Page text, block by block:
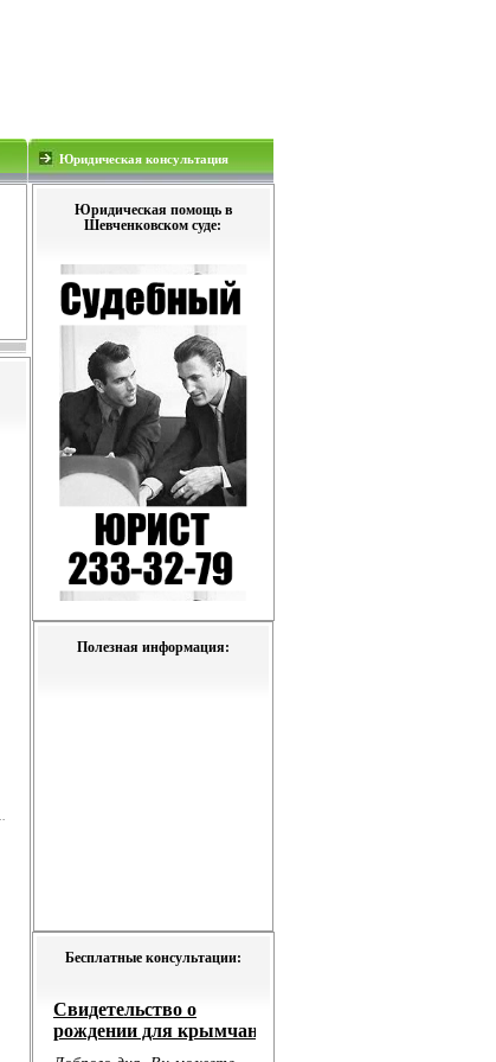
Юридическая консультация
Юридическая помощь в
Шевченковском суде:
Полезная информация:
Бесплатные консультации: